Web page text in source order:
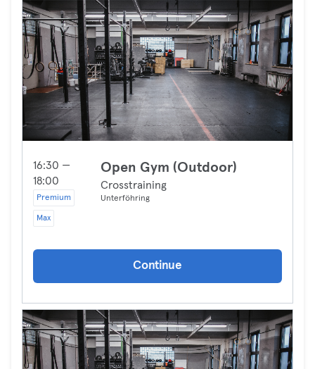
16:30 —
18:00
Premium
Max
Open Gym (Outdoor)
Crosstraining
Unterföhring
Continue